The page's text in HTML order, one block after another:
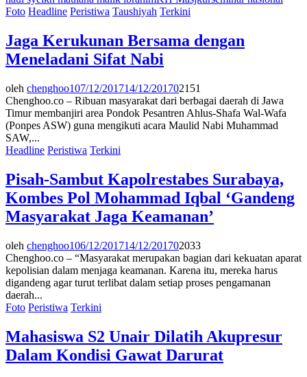
Foto Headline Peristiwa Taushiyah Terkini
Jaga Kerukunan Bersama dengan
Meneladani Sifat Nabi
oleh chenghoo107/12/201714/12/201702151
Chenghoo.co – Ribuan masyarakat dari berbagai daerah di Jawa
Timur membanjiri area Pondok Pesantren Ahlus-Shafa Wal-Wafa
(Ponpes ASW) guna mengikuti acara Maulid Nabi Muhammad
SAW,...
Headline Peristiwa Terkini
Pisah-Sambut Kapolrestabes Surabaya,
Kombes Pol Mohammad Iqbal ‘Gandeng
Masyarakat Jaga Keamanan’
oleh chenghoo106/12/201714/12/201702033
Chenghoo.co – “Masyarakat merupakan bagian dari kekuatan aparat
kepolisian dalam menjaga keamanan. Karena itu, mereka harus
digandeng agar turut terlibat dalam setiap proses pengamanan
daerah...
Foto Peristiwa Terkini
Mahasiswa S2 Unair Dilatih Akupresur
Dalam Kondisi Gawat Darurat